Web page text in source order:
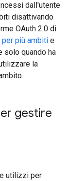
dall'utente
disattivando
OAuth 2.0 di
più ambiti e
solo quando ha
la
gestire
utilizzi per